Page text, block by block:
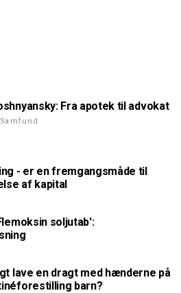
Fra apotek til advokat
- er en fremgangsmåde til
af kapital
soljutab':
lave en dragt med hænderne på
barn?